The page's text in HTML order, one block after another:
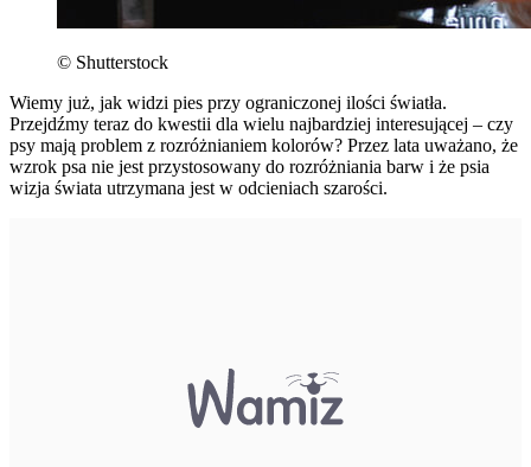
© Shutterstock
Wiemy już, jak widzi pies przy ograniczonej ilości światła.
Przejdźmy teraz do kwestii dla wielu najbardziej interesującej – czy
psy mają problem z rozróżnianiem kolorów? Przez lata uważano, że
wzrok psa nie jest przystosowany do rozróżniania barw i że psia
wizja świata utrzymana jest w odcieniach szarości.